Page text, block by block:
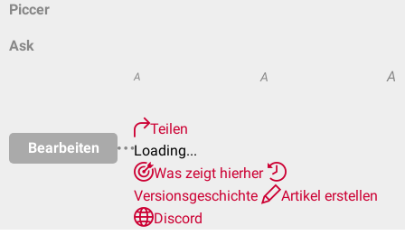
Piccer
Ask
Bearbeiten
A A A
Teilen
Loading...
Was zeigt hierher
Versionsgeschichte
Artikel erstellen
Discord